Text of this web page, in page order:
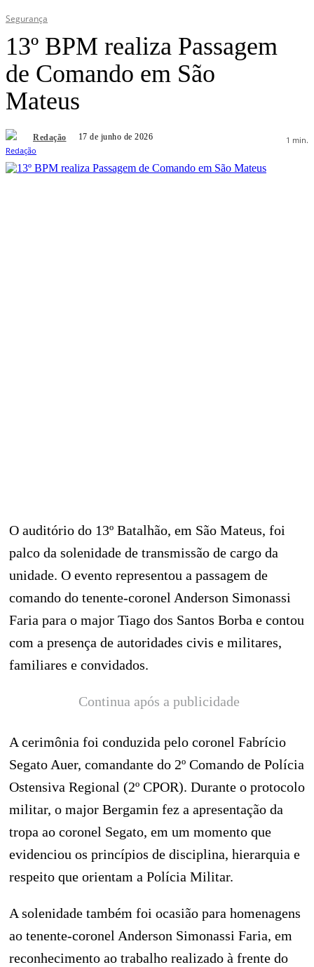
Segurança
13º BPM realiza Passagem
de Comando em São
Mateus
Redação 17 de junho de 2026 1 min.
O auditório do 13º Batalhão, em São Mateus, foi
palco da solenidade de transmissão de cargo da
unidade. O evento representou a passagem de
comando do tenente-coronel Anderson Simonassi
Faria para o major Tiago dos Santos Borba e contou
com a presença de autoridades civis e militares,
familiares e convidados.
Continua após a publicidade
A cerimônia foi conduzida pelo coronel Fabrício
Segato Auer, comandante do 2º Comando de Polícia
Ostensiva Regional (2º CPOR). Durante o protocolo
militar, o major Bergamin fez a apresentação da
tropa ao coronel Segato, em um momento que
evidenciou os princípios de disciplina, hierarquia e
respeito que orientam a Polícia Militar.
A solenidade também foi ocasião para homenagens
ao tenente-coronel Anderson Simonassi Faria, em
reconhecimento ao trabalho realizado à frente do